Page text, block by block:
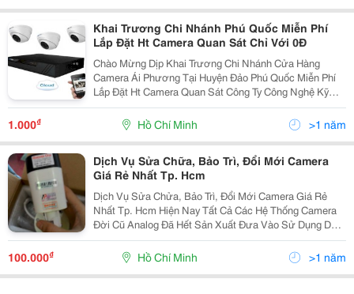
Khai Trương Chi Nhánh Phú Quốc Miễn Phí
Lắp Đặt Ht Camera Quan Sát Chỉ Với 0Đ
Chào Mừng Dịp Khai Trương Chi Nhánh Cửa Hàng
Camera Ái Phương Tại Huyện Đảo Phú Quốc Miễn Phí
Lắp Đặt Ht Camera Quan Sát Công Ty Công Nghệ Kỹ
Thuật Ái Phương Áp Dụng Chương Trình Khuyến Mãi
Lớn &Ldquo; Miễn Phí Lắp Đặt Hệ Thống Camera Quan
Sát Tại...
1.000₫ Hồ Chí Minh >1 năm
Dịch Vụ Sửa Chữa, Bảo Trì, Đổi Mới Camera
Giá Rẻ Nhất Tp. Hcm
Dịch Vụ Sửa Chửa, Bảo Trì, Đổi Mới Camera Giá Rẻ
Nhất Tp. Hcm Hiện Nay Tất Cả Các Hệ Thống Camera
Đời Cũ Analog Đã Hết Sản Xuất Đưa Vào Sử Dụng Do
Đó Nhiều Khách Hàng Đang Sử Dụng Hệ Thống Cũ
Không Biết Xử Lý Như Thế Nào Khi Gặp Sự Cố Về
Camera....
100.000₫ Hồ Chí Minh >1 năm